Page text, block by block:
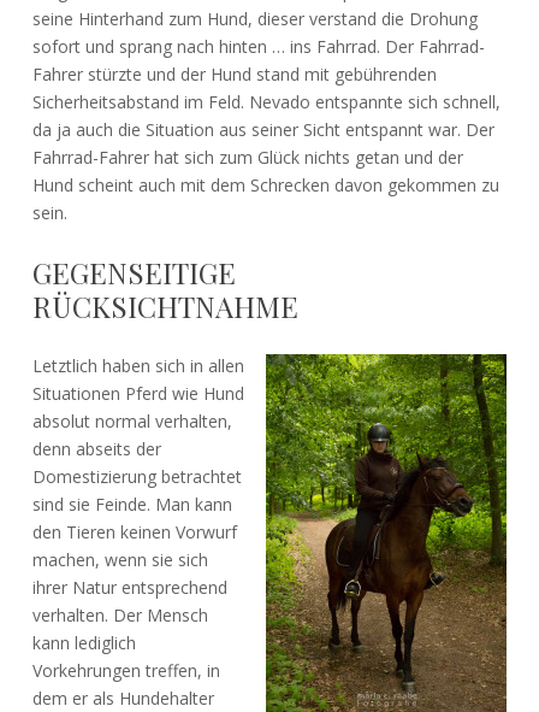
seine Hinterhand zum Hund, dieser verstand die Drohung
sofort und sprang nach hinten … ins Fahrrad. Der Fahrrad-
Fahrer stürzte und der Hund stand mit gebührenden
Sicherheitsabstand im Feld. Nevado entspannte sich schnell,
da ja auch die Situation aus seiner Sicht entspannt war. Der
Fahrrad-Fahrer hat sich zum Glück nichts getan und der
Hund scheint auch mit dem Schrecken davon gekommen zu
sein.
GEGENSEITIGE
RÜCKSICHTNAHME
Letztlich haben sich in allen
Situationen Pferd wie Hund
absolut normal verhalten,
denn abseits der
Domestizierung betrachtet
sind sie Feinde. Man kann
den Tieren keinen Vorwurf
machen, wenn sie sich
ihrer Natur entsprechend
verhalten. Der Mensch
kann lediglich
Vorkehrungen treffen, in
dem er als Hundehalter